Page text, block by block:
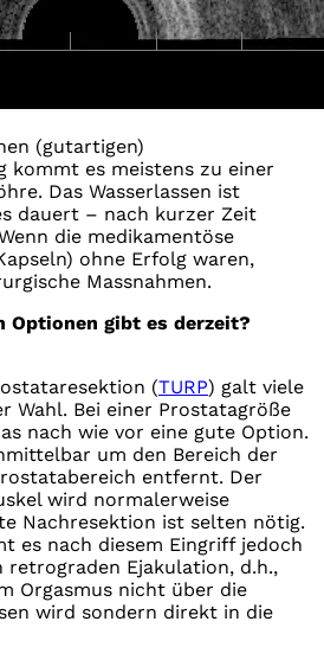
(gutartigen)
kommt es meistens zu einer
Das Wasserlassen ist
dauert – nach kurzer Zeit
die medikamentöse
ohne Erfolg waren,
Massnahmen.
Optionen gibt es derzeit?
(TURP) galt viele
Wahl. Bei einer Prostatagröße
nach wie vor eine gute Option.
um den Bereich der
entfernt. Der
wird normalerweise
Nachresektion ist selten nötig.
es nach diesem Eingriff jedoch
retrograden Ejakulation, d.h.,
Orgasmus nicht über die
wird sondern direkt in die